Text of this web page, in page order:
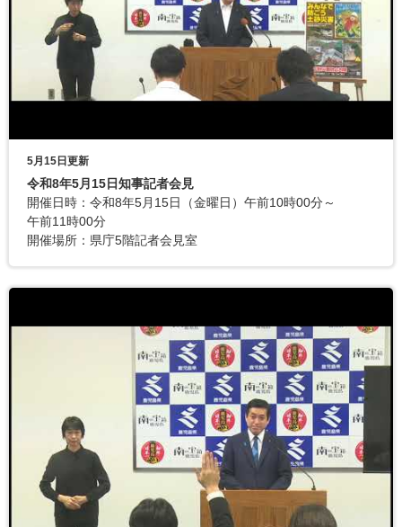
5月15日更新
令和8年5月15日知事記者会見
開催日時：令和8年5月15日（金曜日）午前10時00分～
午前11時00分
開催場所：県庁5階記者会見室